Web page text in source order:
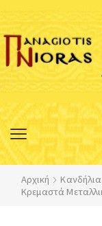
Αρχική Κανδήλια
Κρεμαστά